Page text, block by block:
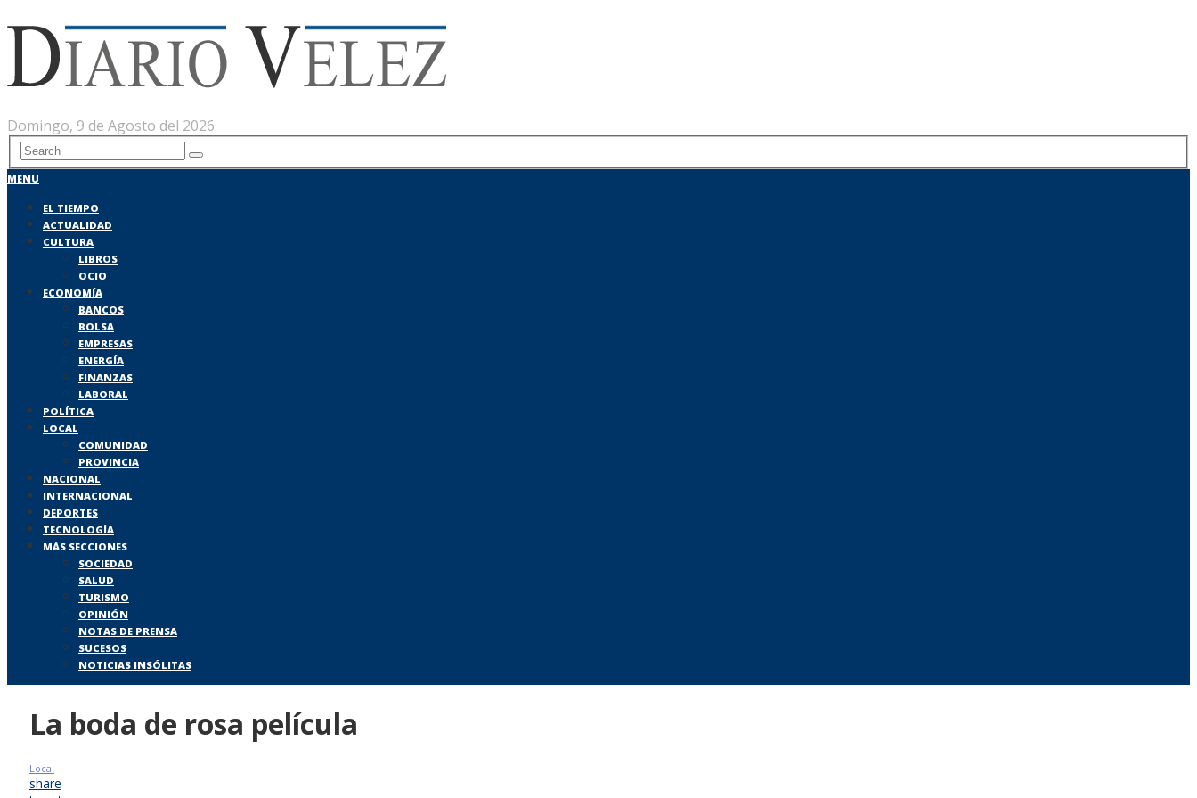
Domingo, 9 de Agosto del 2026
MENU
EL TIEMPO
ACTUALIDAD
CULTURA
LIBROS
OCIO
ECONOMÍA
BANCOS
BOLSA
EMPRESAS
ENERGÍA
FINANZAS
LABORAL
POLÍTICA
LOCAL
COMUNIDAD
PROVINCIA
NACIONAL
INTERNACIONAL
DEPORTES
TECNOLOGÍA
MÁS SECCIONES
SOCIEDAD
SALUD
TURISMO
OPINIÓN
NOTAS DE PRENSA
SUCESOS
NOTICIAS INSÓLITAS
La boda de rosa película
Local
share